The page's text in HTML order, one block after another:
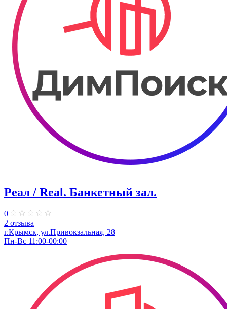
Реал / Real. Банкетный зал.
0
2 отзыва
г.Крымск, ул.Привокзальная, 28
Пн-Вс 11:00-00:00